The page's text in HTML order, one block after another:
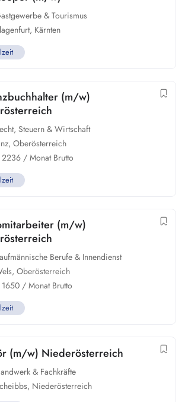
& Tourismus
, Kärnten
(m/w)
Steuern & Wirtschaft
, Oberösterreich
2236 / Monat Brutto
(m/w)
Berufe & Innendienst
, Oberösterreich
1650 / Monat Brutto
(m/w) Niederösterreich
& Fachkräfte
, Niederösterreich